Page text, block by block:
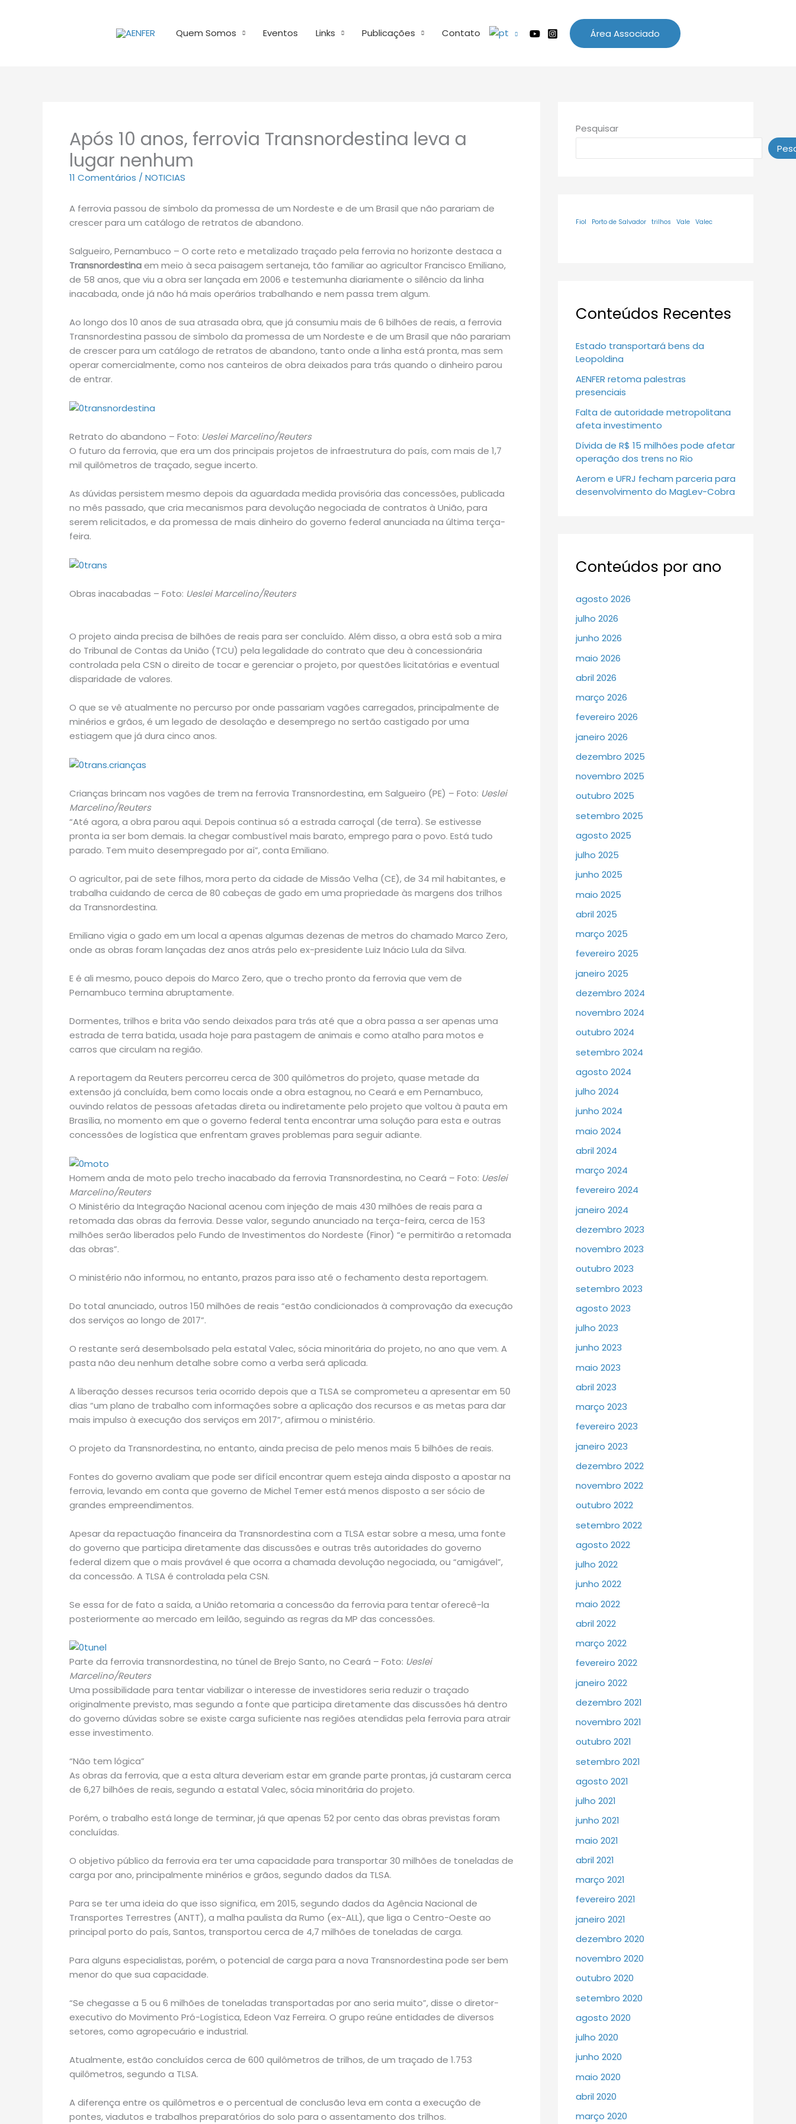
Quem Somos Eventos Links Publicações Contato Área Associado
Após 10 anos, ferrovia Transnordestina leva a
lugar nenhum
11 Comentários / NOTICIAS
A ferrovia passou de símbolo da promessa de um Nordeste e de um Brasil que não parariam de
crescer para um catálogo de retratos de abandono.
Salgueiro, Pernambuco – O corte reto e metalizado traçado pela ferrovia no horizonte destaca a
Transnordestinaem meio à seca paisagem sertaneja, tão familiar ao agricultor Francisco Emiliano,
de 58 anos, que viu a obra ser lançada em 2006 e testemunha diariamente o silêncio da linha
inacabada, onde já não há mais operários trabalhando e nem passa trem algum.
Ao longo dos 10 anos de sua atrasada obra, que já consumiu mais de 6 bilhões de reais, a ferrovia
Transnordestina passou de símbolo da promessa de um Nordeste e de um Brasil que não parariam
de crescer para um catálogo de retratos de abandono, tanto onde a linha está pronta, mas sem
operar comercialmente, como nos canteiros de obra deixados para trás quando o dinheiro parou
de entrar.
Retrato do abandono – Foto: Ueslei Marcelino/Reuters
O futuro da ferrovia, que era um dos principais projetos de infraestrutura do país, com mais de 1,7
mil quilômetros de traçado, segue incerto.
As dúvidas persistem mesmo depois da aguardada medida provisória das concessões, publicada
no mês passado, que cria mecanismos para devolução negociada de contratos à União, para
serem relicitados, e da promessa de mais dinheiro do governo federal anunciada na última terça-
feira.
Obras inacabadas – Foto: Ueslei Marcelino/Reuters
O projeto ainda precisa de bilhões de reais para ser concluído. Além disso, a obra está sob a mira
do Tribunal de Contas da União (TCU) pela legalidade do contrato que deu à concessionária
controlada pela CSN o direito de tocar e gerenciar o projeto, por questões licitatórias e eventual
disparidade de valores.
O que se vê atualmente no percurso por onde passariam vagões carregados, principalmente de
minérios e grãos, é um legado de desolação e desemprego no sertão castigado por uma
estiagem que já dura cinco anos.
Crianças brincam nos vagões de trem na ferrovia Transnordestina, em Salgueiro (PE) – Foto: Ueslei
Marcelino/Reuters
“Até agora, a obra parou aqui. Depois continua só a estrada carroçal (de terra). Se estivesse
pronta ia ser bom demais. Ia chegar combustível mais barato, emprego para o povo. Está tudo
parado. Tem muito desempregado por aí”, conta Emiliano.
O agricultor, pai de sete filhos, mora perto da cidade de Missão Velha (CE), de 34 mil habitantes, e
trabalha cuidando de cerca de 80 cabeças de gado em uma propriedade às margens dos trilhos
da Transnordestina.
Emiliano vigia o gado em um local a apenas algumas dezenas de metros do chamado Marco Zero,
onde as obras foram lançadas dez anos atrás pelo ex-presidente Luiz Inácio Lula da Silva.
E é ali mesmo, pouco depois do Marco Zero, que o trecho pronto da ferrovia que vem de
Pernambuco termina abruptamente.
Dormentes, trilhos e brita vão sendo deixados para trás até que a obra passa a ser apenas uma
estrada de terra batida, usada hoje para pastagem de animais e como atalho para motos e
carros que circulam na região.
A reportagem da Reuters percorreu cerca de 300 quilômetros do projeto, quase metade da
extensão já concluída, bem como locais onde a obra estagnou, no Ceará e em Pernambuco,
ouvindo relatos de pessoas afetadas direta ou indiretamente pelo projeto que voltou à pauta em
Brasília, no momento em que o governo federal tenta encontrar uma solução para esta e outras
concessões de logística que enfrentam graves problemas para seguir adiante.
Homem anda de moto pelo trecho inacabado da ferrovia Transnordestina, no Ceará – Foto: Ueslei
Marcelino/Reuters
O Ministério da Integração Nacional acenou com injeção de mais 430 milhões de reais para a
retomada das obras da ferrovia. Desse valor, segundo anunciado na terça-feira, cerca de 153
milhões serão liberados pelo Fundo de Investimentos do Nordeste (Finor) “e permitirão a retomada
das obras”.
O ministério não informou, no entanto, prazos para isso até o fechamento desta reportagem.
Do total anunciado, outros 150 milhões de reais “estão condicionados à comprovação da execução
dos serviços ao longo de 2017”.
O restante será desembolsado pela estatal Valec, sócia minoritária do projeto, no ano que vem. A
pasta não deu nenhum detalhe sobre como a verba será aplicada.
A liberação desses recursos teria ocorrido depois que a TLSA se comprometeu a apresentar em 50
dias “um plano de trabalho com informações sobre a aplicação dos recursos e as metas para dar
mais impulso à execução dos serviços em 2017”, afirmou o ministério.
O projeto da Transnordestina, no entanto, ainda precisa de pelo menos mais 5 bilhões de reais.
Fontes do governo avaliam que pode ser difícil encontrar quem esteja ainda disposto a apostar na
ferrovia, levando em conta que governo de Michel Temer está menos disposto a ser sócio de
grandes empreendimentos.
Apesar da repactuação financeira da Transnordestina com a TLSA estar sobre a mesa, uma fonte
do governo que participa diretamente das discussões e outras três autoridades do governo
federal dizem que o mais provável é que ocorra a chamada devolução negociada, ou “amigável”,
da concessão. A TLSA é controlada pela CSN.
Se essa for de fato a saída, a União retomaria a concessão da ferrovia para tentar oferecê-la
posteriormente ao mercado em leilão, seguindo as regras da MP das concessões.
Parte da ferrovia transnordestina, no túnel de Brejo Santo, no Ceará – Foto: Ueslei
Marcelino/Reuters
Uma possibilidade para tentar viabilizar o interesse de investidores seria reduzir o traçado
originalmente previsto, mas segundo a fonte que participa diretamente das discussões há dentro
do governo dúvidas sobre se existe carga suficiente nas regiões atendidas pela ferrovia para atrair
esse investimento.
“Não tem lógica”
As obras da ferrovia, que a esta altura deveriam estar em grande parte prontas, já custaram cerca
de 6,27 bilhões de reais, segundo a estatal Valec, sócia minoritária do projeto.
Porém, o trabalho está longe de terminar, já que apenas 52 por cento das obras previstas foram
concluídas.
O objetivo público da ferrovia era ter uma capacidade para transportar 30 milhões de toneladas de
carga por ano, principalmente minérios e grãos, segundo dados da TLSA.
Para se ter uma ideia do que isso significa, em 2015, segundo dados da Agência Nacional de
Transportes Terrestres (ANTT), a malha paulista da Rumo (ex-ALL), que liga o Centro-Oeste ao
principal porto do país, Santos, transportou cerca de 4,7 milhões de toneladas de carga.
Para alguns especialistas, porém, o potencial de carga para a nova Transnordestina pode ser bem
menor do que sua capacidade.
“Se chegasse a 5 ou 6 milhões de toneladas transportadas por ano seria muito”, disse o diretor-
executivo do Movimento Pró-Logística, Edeon Vaz Ferreira. O grupo reúne entidades de diversos
setores, como agropecuário e industrial.
Atualmente, estão concluídos cerca de 600 quilômetros de trilhos, de um traçado de 1.753
quilômetros, segundo a TLSA.
A diferença entre os quilômetros e o percentual de conclusão leva em conta a execução de
pontes, viadutos e trabalhos preparatórios do solo para o assentamento dos trilhos.
Pesquisar
Fiol Porto de Salvador trilhos Vale Valec
Conteúdos Recentes
Estado transportará bens da
Leopoldina
AENFER retoma palestras
presenciais
Falta de autoridade metropolitana
afeta investimento
Dívida de R$ 15 milhões pode afetar
operação dos trens no Rio
Aerom e UFRJ fecham parceria para
desenvolvimento do MagLev-Cobra
Conteúdos por ano
agosto 2026
julho 2026
junho 2026
maio 2026
abril 2026
março 2026
fevereiro 2026
janeiro 2026
dezembro 2025
novembro 2025
outubro 2025
setembro 2025
agosto 2025
julho 2025
junho 2025
maio 2025
abril 2025
março 2025
fevereiro 2025
janeiro 2025
dezembro 2024
novembro 2024
outubro 2024
setembro 2024
agosto 2024
julho 2024
junho 2024
maio 2024
abril 2024
março 2024
fevereiro 2024
janeiro 2024
dezembro 2023
novembro 2023
outubro 2023
setembro 2023
agosto 2023
julho 2023
junho 2023
maio 2023
abril 2023
março 2023
fevereiro 2023
janeiro 2023
dezembro 2022
novembro 2022
outubro 2022
setembro 2022
agosto 2022
julho 2022
junho 2022
maio 2022
abril 2022
março 2022
fevereiro 2022
janeiro 2022
dezembro 2021
novembro 2021
outubro 2021
setembro 2021
agosto 2021
julho 2021
junho 2021
maio 2021
abril 2021
março 2021
fevereiro 2021
janeiro 2021
dezembro 2020
novembro 2020
outubro 2020
setembro 2020
agosto 2020
julho 2020
junho 2020
maio 2020
abril 2020
março 2020